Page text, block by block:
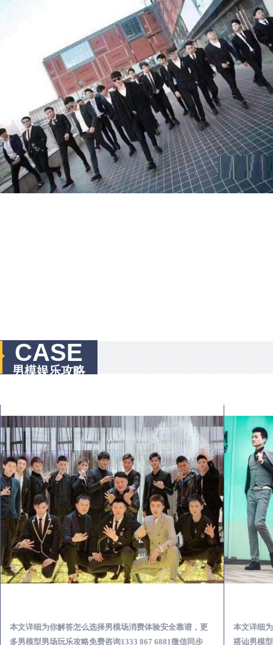
CASE
男模娱乐攻略
本文详细为你解答怎么选择男模场消费体验安全靠谱，更
多男模型男场玩乐攻略免费咨询1333 867 6881微信同步
本文详细
搭讪男模